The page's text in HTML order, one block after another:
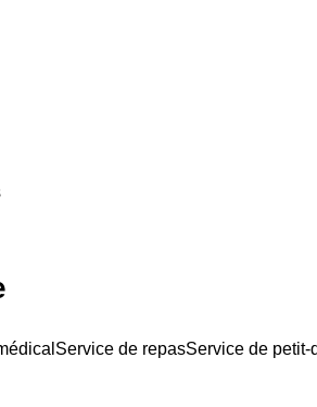
Service de repasService de petit-